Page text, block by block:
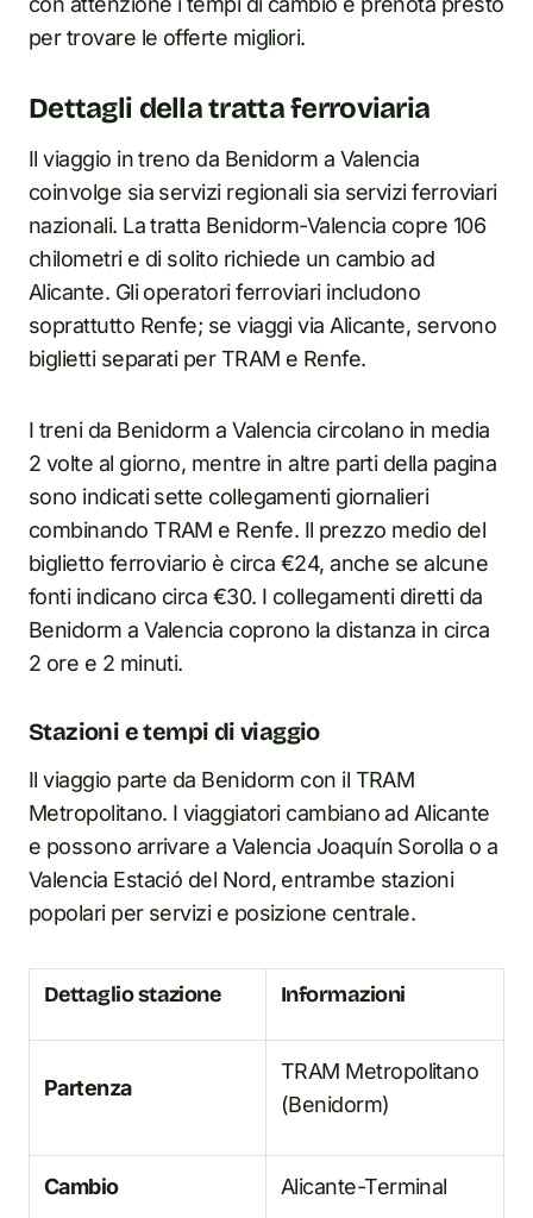
per trovare le offerte migliori.
Dettagli della tratta ferroviaria
Il viaggio in treno da Benidorm a Valencia
coinvolge sia servizi regionali sia servizi ferroviari
nazionali. La tratta Benidorm-Valencia copre 106
chilometri e di solito richiede un cambio ad
Alicante. Gli operatori ferroviari includono
soprattutto Renfe; se viaggi via Alicante, servono
biglietti separati per TRAM e Renfe.
I treni da Benidorm a Valencia circolano in media
2 volte al giorno, mentre in altre parti della pagina
sono indicati sette collegamenti giornalieri
combinando TRAM e Renfe. Il prezzo medio del
biglietto ferroviario è circa €24, anche se alcune
fonti indicano circa €30. I collegamenti diretti da
Benidorm a Valencia coprono la distanza in circa
2 ore e 2 minuti.
Stazioni e tempi di viaggio
Il viaggio parte da Benidorm con il TRAM
Metropolitano. I viaggiatori cambiano ad Alicante
e possono arrivare a Valencia Joaquín Sorolla o a
Valencia Estació del Nord, entrambe stazioni
popolari per servizi e posizione centrale.
Dettaglio stazione Informazioni
Partenza
TRAM Metropolitano
(Benidorm)
Cambio Alicante-Terminal